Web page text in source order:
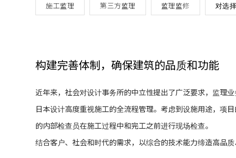
施工监理 第三方监理 监理监修 对选
构建完善体制，确保建筑的品质和功能
近年来，社会对设计事务所的中立性提出了广泛要求，监理
日本设计高度重视施工的全流程管理。考虑到设施用途，项
的内部检查员在施工过程中和完工之前进行现场检查。
结合客户、社会和时代的需求，以综合的技术能力缔造高品质